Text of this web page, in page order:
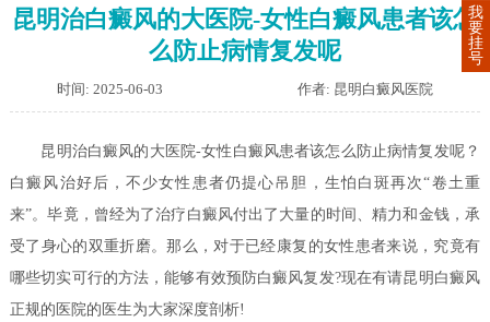
昆明治白癜风的大医院-女性白癜风患者该怎
么防止病情复发呢
时间: 2025-06-03 作者: 昆明白癜风医院
昆明治白癜风的大医院-女性白癜风患者该怎么防止病情复发呢？
白癜风治好后，不少女性患者仍提心吊胆，生怕白斑再次“卷土重
来”。毕竟，曾经为了治疗白癜风付出了大量的时间、精力和金钱，承
受了身心的双重折磨。那么，对于已经康复的女性患者来说，究竟有
哪些切实可行的方法，能够有效预防白癜风复发?现在有请昆明白癜风
正规的医院的医生为大家深度剖析!
我
要
挂
号